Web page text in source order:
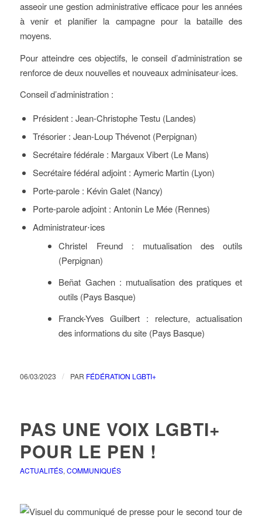
asseoir une gestion administrative efficace pour les années
à venir et planifier la campagne pour la bataille des
moyens.
Pour atteindre ces objectifs, le conseil d’administration se
renforce de deux nouvelles et nouveaux adminisateur·ices.
Conseil d’administration :
Président : Jean-Christophe Testu (Landes)
Trésorier : Jean-Loup Thévenot (Perpignan)
Secrétaire fédérale : Margaux Vibert (Le Mans)
Secrétaire fédéral adjoint : Aymeric Martin (Lyon)
Porte-parole : Kévin Galet (Nancy)
Porte-parole adjoint : Antonin Le Mée (Rennes)
Administrateur⋅ices
Christel Freund : mutualisation des outils
(Perpignan)
Beñat Gachen : mutualisation des pratiques et
outils (Pays Basque)
Franck-Yves Guilbert : relecture, actualisation
des informations du site (Pays Basque)
06/03/2023 / PAR FÉDÉRATION LGBTI+
PAS UNE VOIX LGBTI+
POUR LE PEN !
ACTUALITÉS, COMMUNIQUÉS